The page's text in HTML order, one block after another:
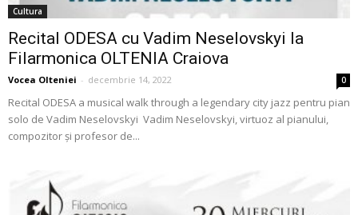
Cultura
Recital ODESA cu Vadim Neselovskyi la
Filarmonica OLTENIA Craiova
Vocea Olteniei - decembrie 14, 2022 0
Recital ODESA a musical walk through a legendary city jazz pentru pian
solo de Vadim Neselovskyi Vadim Neselovskyi, virtuoz al pianului,
compozitor și profesor de...